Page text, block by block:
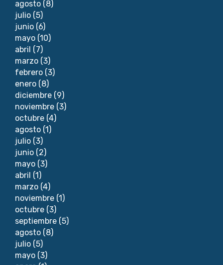
agosto (8)
julio (5)
junio (6)
mayo (10)
abril (7)
marzo (3)
febrero (3)
enero (8)
diciembre (9)
noviembre (3)
octubre (4)
agosto (1)
julio (3)
junio (2)
mayo (3)
abril (1)
marzo (4)
noviembre (1)
octubre (3)
septiembre (5)
agosto (8)
julio (5)
mayo (3)